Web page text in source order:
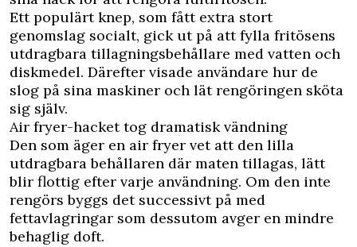
Ett populärt knep, som fått extra stort
genomslag socialt, gick ut på att fylla fritösens
utdragbara tillagningsbehållare med vatten och
diskmedel. Därefter visade användare hur de
slog på sina maskiner och lät rengöringen sköta
sig själv.
Air fryer-hacket tog dramatisk vändning
Den som äger en air fryer vet att den lilla
utdragbara behållaren där maten tillagas, lätt
blir flottig efter varje användning. Om den inte
rengörs byggs det successivt på med
fettavlagringar som dessutom avger en mindre
behaglig doft.